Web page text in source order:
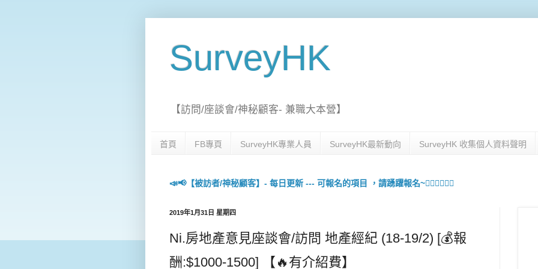
SurveyHK
【訪問/座談會/神秘顧客- 兼職大本營】
首頁 FB專頁 SurveyHK專業人員 SurveyHK最新動向 SurveyHK 收集個人資料聲明
📣📢【被訪者/神秘顧客】- 每日更新 --- 可報名的項目 ，請踴躍報名~🙋🏻‍♀️💇🏻‍♀️
2019年1月31日 星期四
Ni.房地產意見座談會/訪問 地產經紀 (18-19/2) [💰報
酬:$1000-1500] 【🔥有介紹費】